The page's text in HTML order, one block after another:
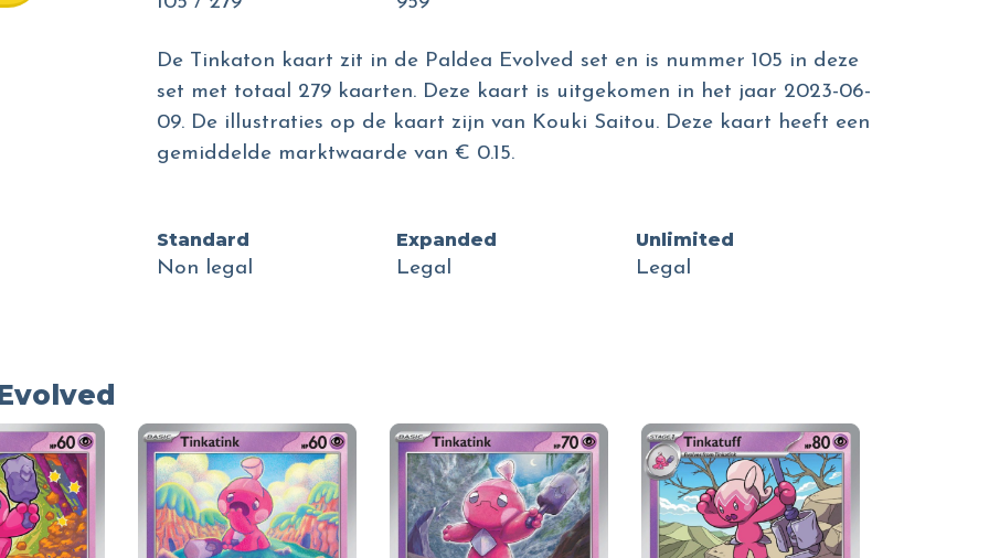
De Tinkaton kaart zit in de Paldea Evolved set en is nummer 105 in deze
set met totaal 279 kaarten. Deze kaart is uitgekomen in het jaar 2023-06-
09. De illustraties op de kaart zijn van Kouki Saitou. Deze kaart heeft een
gemiddelde marktwaarde van € 0.15.
Standard
Non legal
Expanded
Legal
Unlimited
Legal